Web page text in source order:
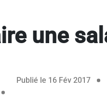
une
Publié le 16 Fév 201716